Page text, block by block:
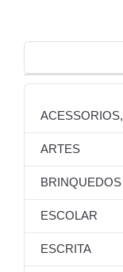
ARTES
BRINQUEDOS
ESCOLAR
ESCRITA